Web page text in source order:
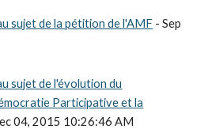
sujet de la pétition de l'AMF - Sep
sujet de l'évolution du
Participative et la
04, 2015 10:26:46 AM